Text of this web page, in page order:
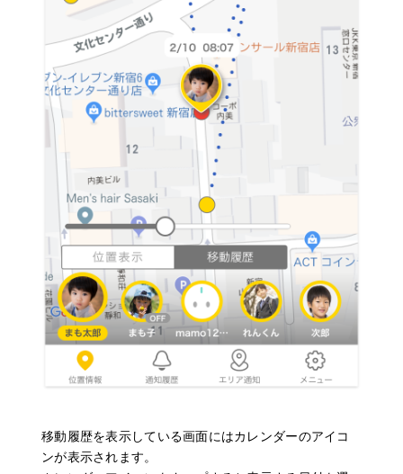
移動履歴を表示している画面にはカレンダーのアイコ
ンが表示されます。